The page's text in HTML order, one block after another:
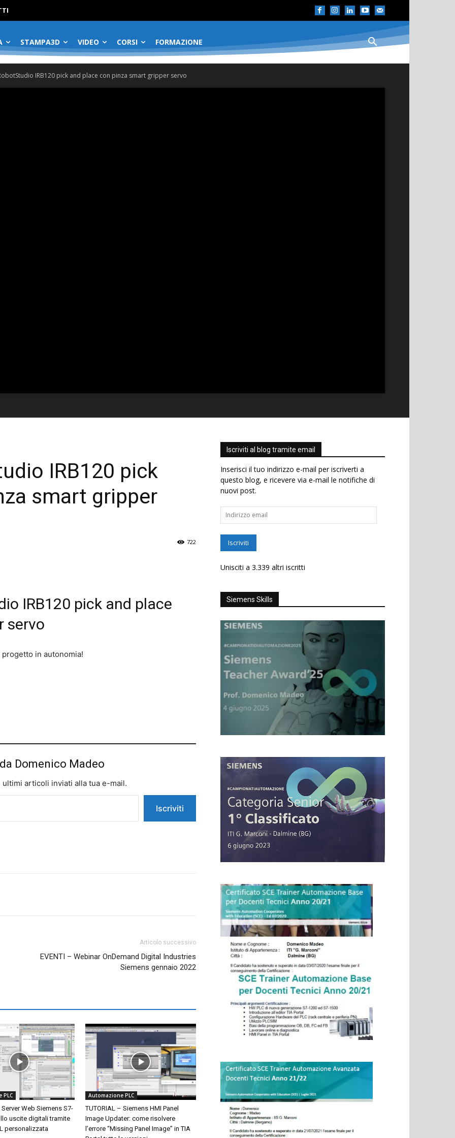
STAMPA3D VIDEO CORSI FORMAZIONE
IRB120 pick and place con pinza smart gripper servo
IRB120 pick
smart gripper
722
IRB120 pick and place
servo
in autonomia!
Domenico Madeo
articoli inviati alla tua e-mail.
Iscriviti
Articolo successivo
EVENTI – Webinar OnDemand Digital Industries
Siemens gennaio 2022
PLC
Server Web Siemens S7-
uscite digitali tramite
personalizzata
Automazione PLC
TUTORIAL – Siemens HMI Panel
Image Updater: come risolvere
l’errore “Missing Panel Image” in TIA
Iscriviti al blog tramite email
Inserisci il tuo indirizzo e-mail per iscriverti a
questo blog, e ricevere via e-mail le notifiche di
nuovi post.
Indirizzo
email
Iscriviti
Unisciti a 3.339 altri iscritti
Siemens Skills